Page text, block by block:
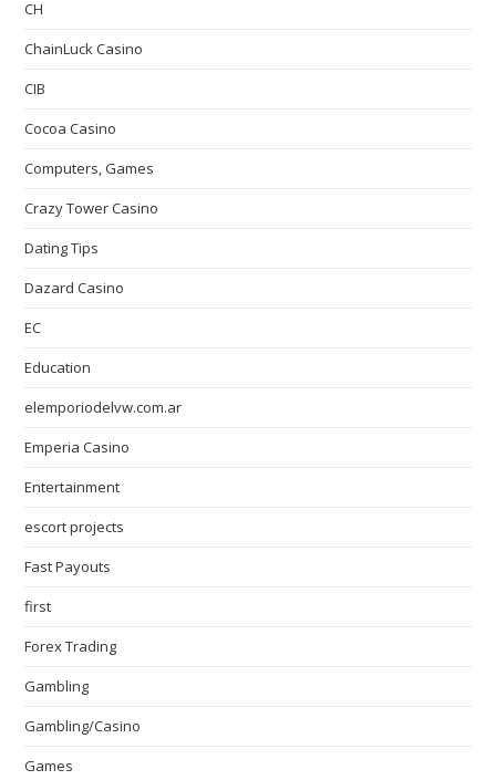
CH
ChainLuck Casino
CIB
Cocoa Casino
Computers, Games
Crazy Tower Сasino
Dating Tips
Dazard Casino
EC
Education
elemporiodelvw.com.ar
Emperia Casino
Entertainment
escort projects
Fast Payouts
first
Forex Trading
Gambling
Gambling/Casino
Games